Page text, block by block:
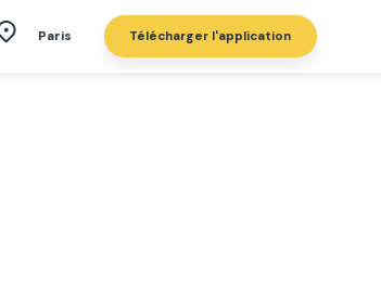
Paris Télécharger l'application